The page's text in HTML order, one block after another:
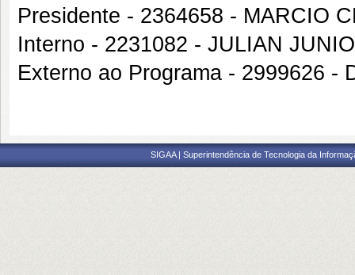
Presidente - 2364658 - MARCIO
Interno - 2231082 - JULIAN
Externo ao Programa - 2999626 -
SIGAA | Superintendência de Tecnologia da